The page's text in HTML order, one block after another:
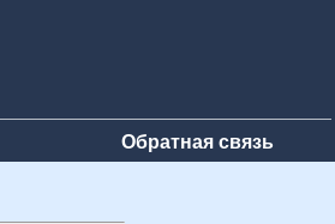
Обратная связь